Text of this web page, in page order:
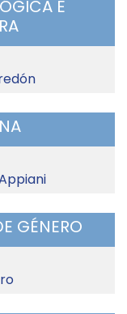
E
GÉNERO